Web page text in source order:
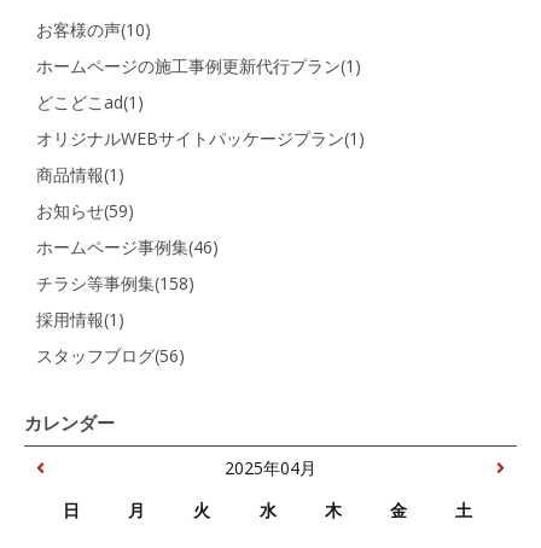
お客様の声(10)
ホームページの施工事例更新代行プラン(1)
どこどこad(1)
オリジナルWEBサイトパッケージプラン(1)
商品情報(1)
お知らせ(59)
ホームページ事例集(46)
チラシ等事例集(158)
採用情報(1)
スタッフブログ(56)
カレンダー
2025年04月
日
月 火 水 木 金 土